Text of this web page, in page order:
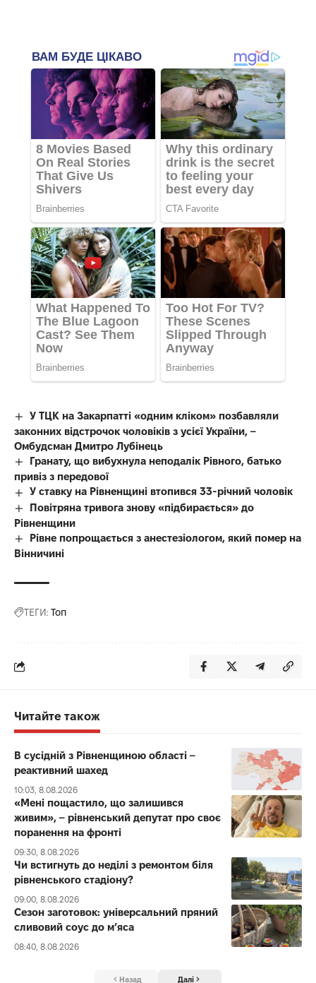
У ТЦК на Закарпатті «одним кліком» позбавляли
законних відстрочок чоловіків з усієї України, –
Омбудсман Дмитро Лубінець
Гранату, що вибухнула неподалік Рівного, батько
привіз з передової
У ставку на Рівненщині втопився 33-річний чоловік
Повітряна тривога знову «підбирається» до
Рівненщини
Рівне попрощається з анестезіологом, який помер на
Вінничині
ТЕГИ: Топ
Читайте також
В сусідній з Рівненщиною області –
реактивний шахед
10:03, 8.08.2026
«Мені пощастило, що залишився
живим», – рівненський депутат про своє
поранення на фронті
09:30, 8.08.2026
Чи встигнуть до неділі з ремонтом біля
рівненського стадіону?
09:00, 8.08.2026
Сезон заготовок: універсальний пряний
сливовий соус до мʼяса
08:40, 8.08.2026
Назад Далі